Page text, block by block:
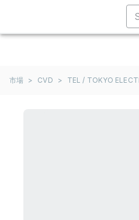
市場 > CVD > TEL / TOKYO